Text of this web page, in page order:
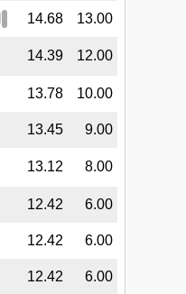
14.68 13.00
14.39 12.00
13.78 10.00
13.45 9.00
13.12 8.00
12.42 6.00
12.42 6.00
12.42 6.00